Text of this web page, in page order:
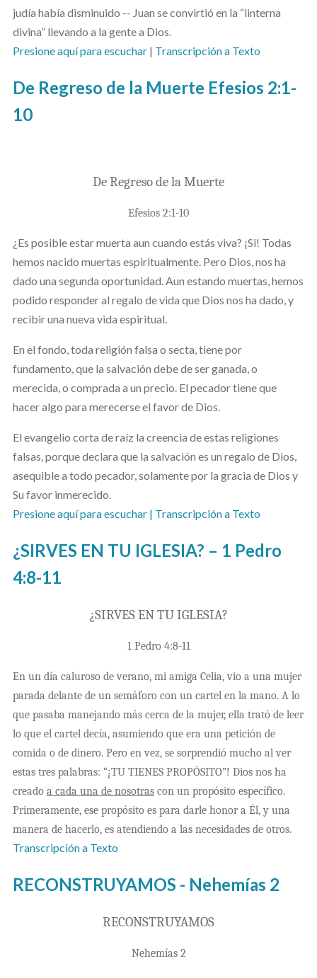
judía había disminuido -- Juan se convirtió en la “linterna
divina” llevando a la gente a Dios.
Presione aquí para escuchar | Transcripción a Texto
De Regreso de la Muerte Efesios 2:1-
10
De Regreso de la Muerte
Efesios 2:1-10
¿Es posible estar muerta aun cuando estás viva? ¡Si! Todas
hemos nacido muertas espiritualmente. Pero Dios, nos ha
dado una segunda oportunidad. Aun estando muertas, hemos
podido responder al regalo de vida que Dios nos ha dado, y
recibir una nueva vida espiritual.
En el fondo, toda religión falsa o secta, tiene por
fundamento, que la salvación debe de ser ganada, o
merecida, o comprada a un precio. El pecador tiene que
hacer algo para merecerse el favor de Dios.
El evangelio corta de raíz la creencia de estas religiones
falsas, porque declara que la salvación es un regalo de Dios,
asequible a todo pecador, solamente por la gracia de Dios y
Su favor inmerecido.
Presione aquí para escuchar | Transcripción a Texto
¿SIRVES EN TU IGLESIA? – 1 Pedro
4:8-11
¿SIRVES EN TU IGLESIA?
1 Pedro 4:8-11
En un día caluroso de verano, mi amiga Celia, vio a una mujer
parada delante de un semáforo con un cartel en la mano. A lo
que pasaba manejando más cerca de la mujer, ella trató de leer
lo que el cartel decía, asumiendo que era una petición de
comida o de dinero. Pero en vez, se sorprendió mucho al ver
estas tres palabras: “¡TU TIENES PROPÓSITO”! Dios nos ha
creado a cada una de nosotrascon un propósito específico.
Primeramente, ese propósito es para darle honor a Él, y una
manera de hacerlo, es atendiendo a las necesidades de otros.
Transcripción a Texto
RECONSTRUYAMOS - Nehemías 2
RECONSTRUYAMOS
Nehemías 2